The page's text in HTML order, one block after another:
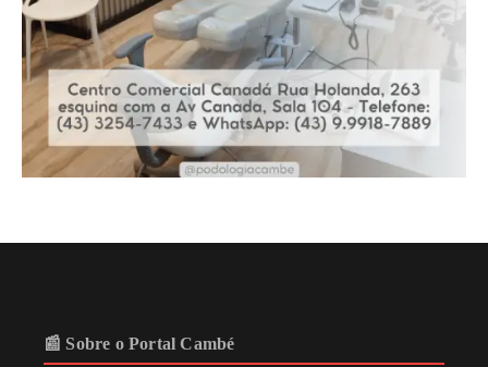
📰 Sobre o Portal Cambé